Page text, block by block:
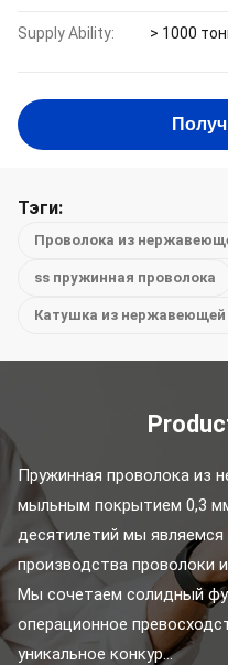
Supply Ability: > 1000
Тэги:
Проволока из
ss пружинная проволока
Катушка из нержавеющей
Пружинная проволока из
мыльным покрытием 0,3
десятилетий мы
производства проволоки
Мы сочетаем солидный
операционное
уникальное конкур...